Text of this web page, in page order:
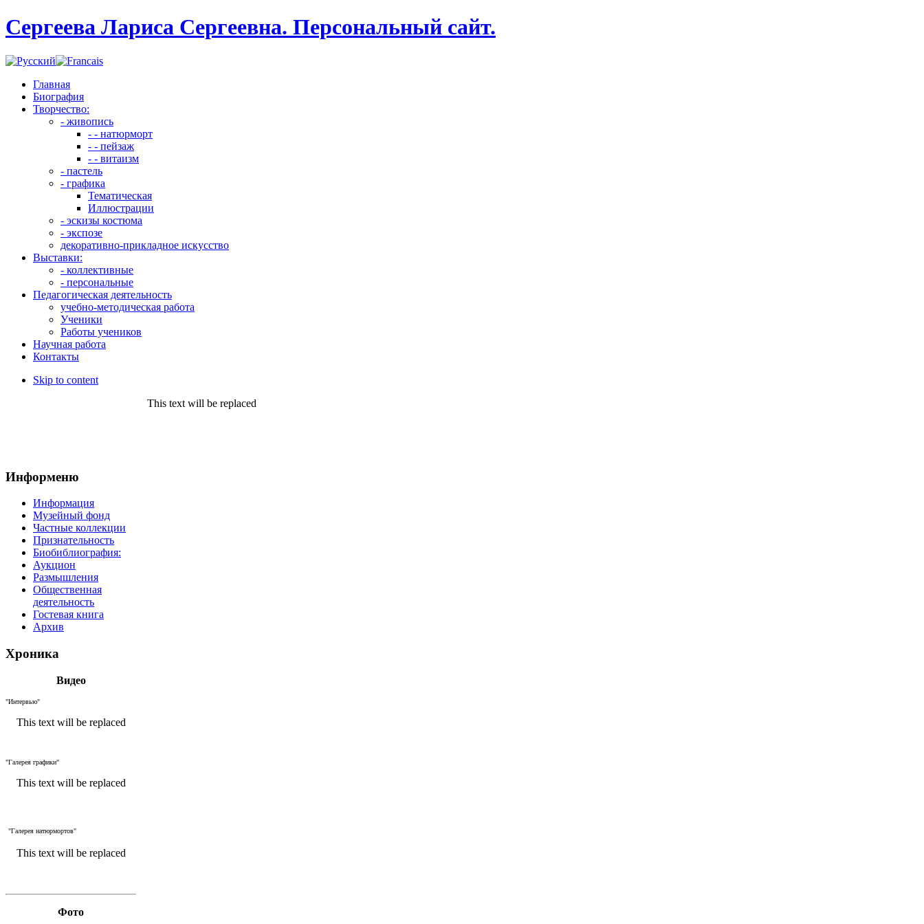
Сергеева Лариса Сергеевна. Персональный сайт.
Главная
Биография
Творчество:
- живопись
- - натюрморт
- - пейзаж
- - витаизм
- пастель
- графика
Тематическая
Иллюстрации
- эскизы костюма
- экспозе
декоративно-прикладное искусство
Выставки:
- коллективные
- персональные
Педагогическая деятельность
учебно-методическая работа
Ученики
Работы учеников
Научная работа
Контакты
Skip to content
This text will be replaced
Информеню
Информация
Музейный фонд
Частные коллекции
Признательность
Биобиблиография:
Аукцион
Размышления
Общественная
деятельность
Гостевая книга
Архив
Хроника
Видео
"Интервью"
This text will be replaced
"Галерея графики"
This text will be replaced
"Галерея натюрмортов"
This text will be replaced
Фото